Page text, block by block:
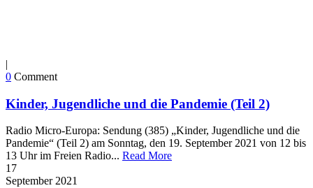
|
0 Comment
Kinder, Jugendliche und die Pandemie (Teil 2)
Radio Micro-Europa: Sendung (385) „Kinder, Jugendliche und die
Pandemie“ (Teil 2) am Sonntag, den 19. September 2021 von 12 bis
13 Uhr im Freien Radio... Read More
17
September 2021